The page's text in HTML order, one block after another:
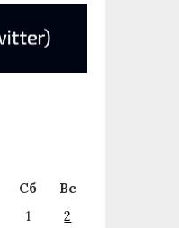
Сб
Вс
1
2